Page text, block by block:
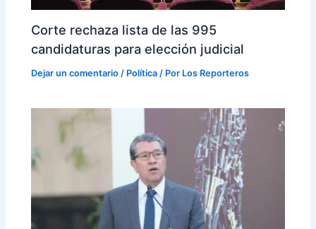
Corte rechaza lista de las 995
candidaturas para elección judicial
Dejar un comentario / Política / Por Los Reporteros